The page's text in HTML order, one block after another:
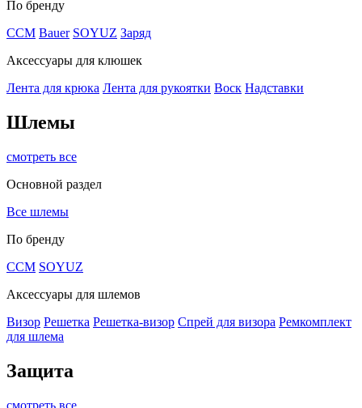
По бренду
CCM Bauer SOYUZ Заряд
Аксессуары для клюшек
Лента для крюка Лента для рукоятки Воск Надставки
Шлемы
смотреть все
Основной раздел
Все шлемы
По бренду
CCM SOYUZ
Аксессуары для шлемов
Визор Решетка Решетка-визор Спрей для визора Ремкомплект
для шлема
Защита
смотреть все